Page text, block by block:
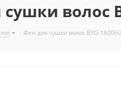
волос
- Фен для сушки волос BXG-1600H2